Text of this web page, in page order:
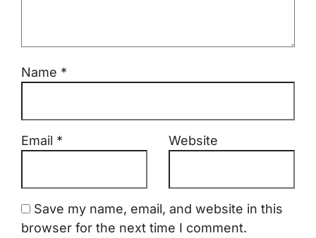
Name *
Email * Website
Save my name, email, and website in this
browser for the next time I comment.